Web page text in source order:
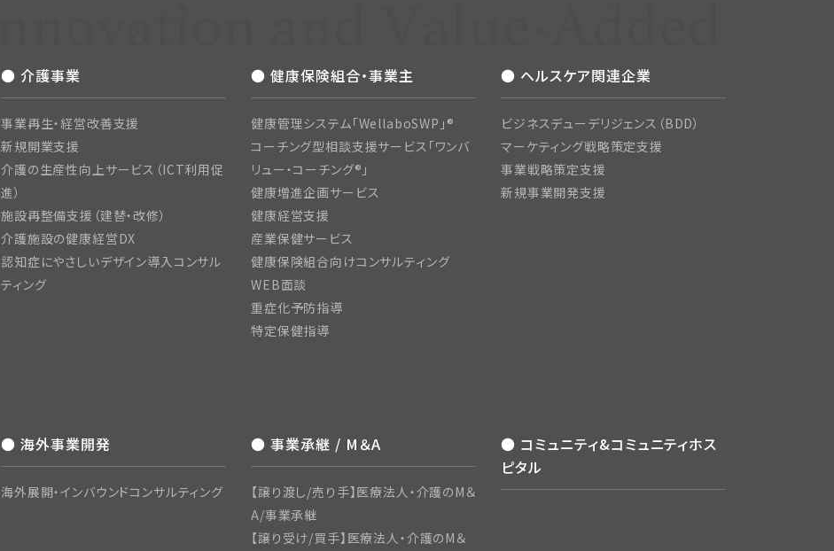
● 介護事業
事業再生・経営改善支援
新規開業支援
介護の生産性向上サービス（ICT利用促
進）
施設再整備支援（建替・改修）
介護施設の健康経営DX
認知症にやさしいデザイン導入コンサル
ティング
● 健康保険組合・事業主
健康管理システム「WellaboSWP」®
コーチング型相談支援サービス「ワンバ
リュー・コーチング®」
健康増進企画サービス
健康経営支援
産業保健サービス
健康保険組合向けコンサルティング
WEB面談
重症化予防指導
特定保健指導
● ヘルスケア関連企業
ビジネスデューデリジェンス（BDD）
マーケティング戦略策定支援
事業戦略策定支援
新規事業開発支援
● 海外事業開発
海外展開・インバウンドコンサルティング
● 事業承継 / M＆A
【譲り渡し/売り手】医療法人・介護のM＆
A/事業承継
【譲り受け/買手】医療法人・介護のM＆
● コミュニティ&コミュニティホス
ピタル